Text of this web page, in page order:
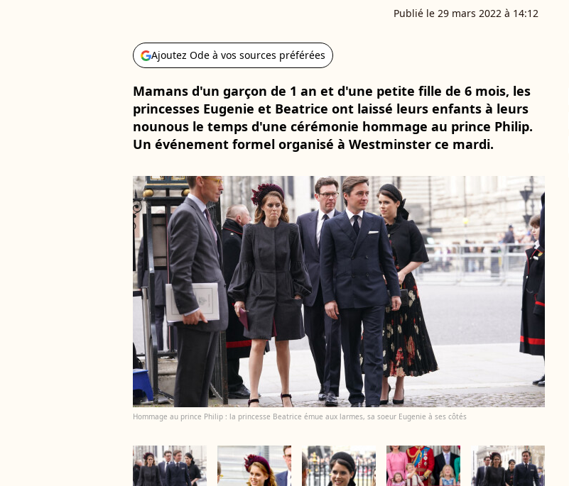
Publié le 29 mars 2022 à 14:12
Ajoutez Ode à vos sources préférées
Mamans d'un garçon de 1 an et d'une petite fille de 6 mois, les
princesses Eugenie et Beatrice ont laissé leurs enfants à leurs
nounous le temps d'une cérémonie hommage au prince Philip.
Un événement formel organisé à Westminster ce mardi.
Hommage au prince Philip : la princesse Beatrice émue aux larmes, sa soeur Eugenie à ses côtés